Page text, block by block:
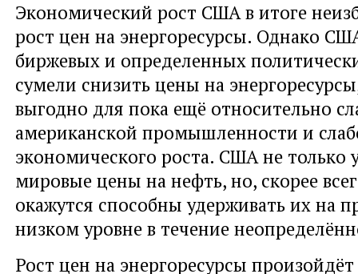
Экономический рост США в итоге
рост цен на энергоресурсы. Однако
биржевых и определенных
сумели снизить цены на
выгодно для пока ещё относительно
американской промышленности и
экономического роста. США не только
мировые цены на нефть, но, скорее
окажутся способны удерживать их на
низком уровне в течение
Рост цен на энергоресурсы произойдёт